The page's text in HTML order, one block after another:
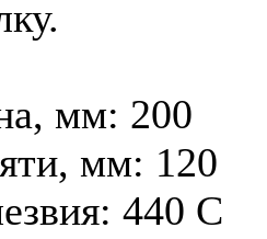
мм: 200
мм: 120
440 C